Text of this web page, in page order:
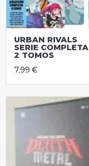
URBAN RIVALS
SERIE COMPLETA
2 TOMOS
7,99 €